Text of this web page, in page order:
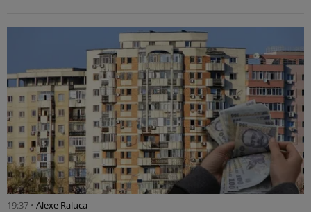
19:37 • Alexe Raluca